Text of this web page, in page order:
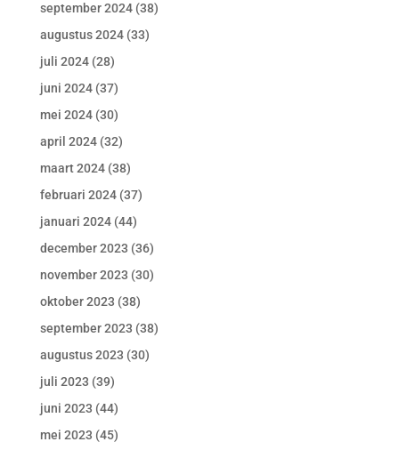
september 2024(38)
augustus 2024(33)
juli 2024(28)
juni 2024(37)
mei 2024(30)
april 2024(32)
maart 2024(38)
februari 2024(37)
januari 2024(44)
december 2023 (36)
november 2023 (30)
oktober 2023 (38)
september 2023 (38)
augustus 2023 (30)
juli 2023 (39)
juni 2023 (44)
mei 2023 (45)